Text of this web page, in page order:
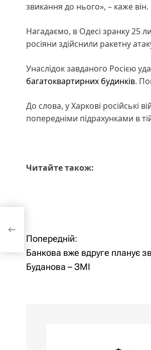
звикання до нього», – каже він.
Нагадаємо, в Одесі зранку 25
росіяни здійснили ракетну
Унаслідок завданого Росією
багатоквартирних будинків.
До слова, у Харкові російські
попередніми підрахунками в
Читайте також:
Н
а
і
г
Попередній:
Банкова вже вдруге планує
Буданова – ЗМІ